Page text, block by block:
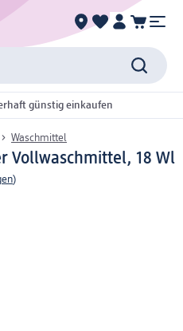
günstig einkaufen
Waschmittel
Vollwaschmittel, 18 Wl
)